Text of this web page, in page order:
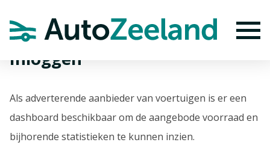
Inloggen
Als adverterende aanbieder van voertuigen is er een
dashboard beschikbaar om de aangebode voorraad en
bijhorende statistieken te kunnen inzien.